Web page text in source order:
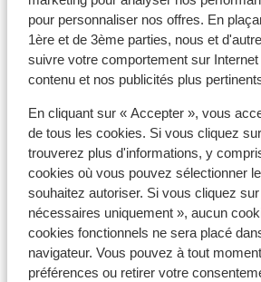
pour personnaliser nos offres. En
1ère et de 3ème parties, nous et
suivre votre comportement sur
contenu et nos publicités plus
En cliquant sur « Accepter », vous
de tous les cookies. Si vous cliquez
trouverez plus d'informations, y
cookies où vous pouvez sélectionner
souhaitez autoriser. Si vous cliquez
nécessaires uniquement », aucun
cookies fonctionnels ne sera placé
navigateur. Vous pouvez à tout
préférences ou retirer votre
Distance jusqu'aux pistes de ski
mètres
Forfait, cours et
Forfait remontées
Cours de ski
Matériel de ski